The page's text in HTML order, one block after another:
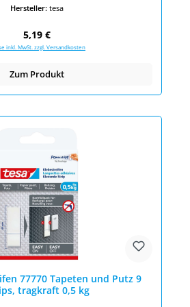
Hersteller: tesa
Regulärer Preis:
5,19 €
inkl. MwSt. zzgl. Versandkosten
Zum Produkt
77770 Tapeten und Putz 9
tragkraft 0,5 kg